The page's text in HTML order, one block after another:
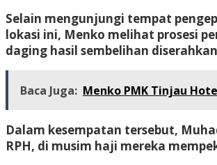
Selain mengunjungi tempat
lokasi ini, Menko melihat prosesi
daging hasil sembelihan
Baca Juga: Menko PMK Tinjau
Dalam kesempatan tersebut,
RPH, di musim haji mereka